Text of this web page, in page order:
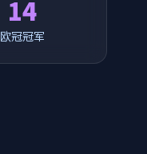
14
欧冠冠军